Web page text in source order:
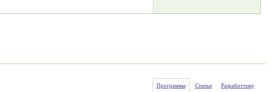
Программы Статьи Разработчику